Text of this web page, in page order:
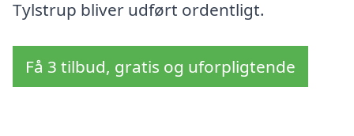
Tylstrup bliver udført ordentligt.
Få 3 tilbud, gratis og uforpligtende